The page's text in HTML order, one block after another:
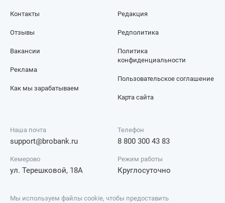
Контакты
Отзывы
Редакция
Редполитика
Вакансии
Реклама
Как мы зарабатываем
Политика
конфиденциальности
Пользовательское соглашение
Карта сайта
Наша почта
support@brobank.ru
Телефон
8 800 300 43 83
Кемерово
ул. Терешковой, 18А
Режим работы
Круглосуточно
Мы используем файлы cookie, чтобы предоставить